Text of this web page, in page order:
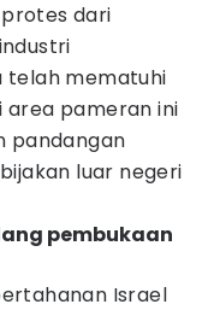
dari
telah mematuhi
area pameran ini
pandangan
luar negeri
pembukaan
Israel